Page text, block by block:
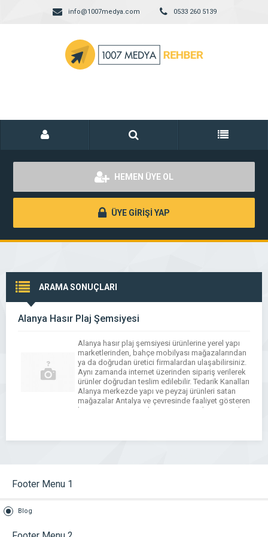
info@1007medya.com 0533 260 5139
HEMEN ÜYE OL
ÜYE GİRİŞİ YAP
ARAMA SONUÇLARI
Alanya Hasır Plaj Şemsiyesi
Alanya hasır plaj şemsiyesi ürünlerine yerel yapı
marketlerinden, bahçe mobilyası mağazalarından
ya da doğrudan üretici firmalardan ulaşabilirsiniz.
Aynı zamanda internet üzerinden sipariş verilerek
ürünler doğrudan teslim edilebilir. Tedarik Kanalları
Alanya merkezde yapı ve peyzaj ürünleri satan
mağazalar Antalya ve çevresinde faaliyet gösteren
hasır şemsiye üreticileri E-ticaret siteleri üzerinden
Footer Menu 1
Blog